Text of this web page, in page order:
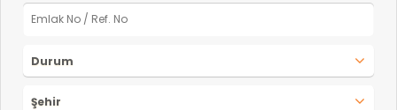
Durum
Şehir